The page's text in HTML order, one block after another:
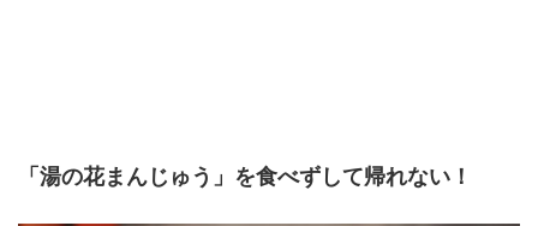
「湯の花まんじゅう」を食べずして帰れない！